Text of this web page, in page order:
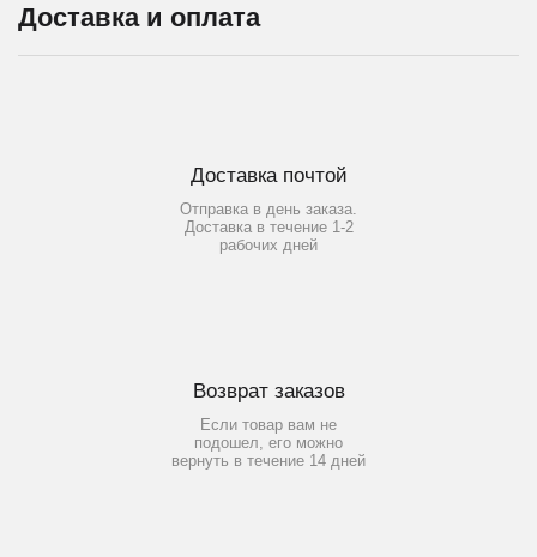
Доставка и оплата
Доставка почтой
Отправка в день заказа.
Доставка в течение 1-2
рабочих дней
Возврат заказов
Если товар вам не
подошел, его можно
вернуть в течение 14 дней